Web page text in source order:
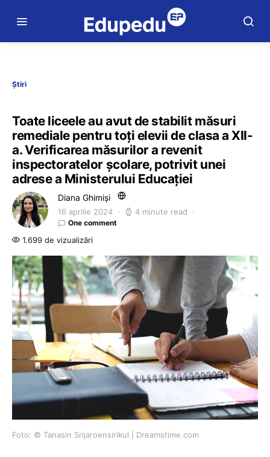
Știri
Toate liceele au avut de stabilit măsuri
remediale pentru toți elevii de clasa a XII-
a. Verificarea măsurilor a revenit
inspectoratelor școlare, potrivit unei
adrese a Ministerului Educației
Diana Ghimiși
16 aprilie 2024 4 minute read
One comment
1.699 de vizualizări
Foto: © Tanasin Srijaroensirikul | Dreamstime.com